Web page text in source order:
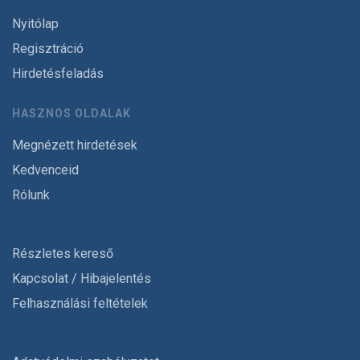
Nyitólap
Regisztráció
Hirdetésfeladás
HASZNOS OLDALAK
Megnézett hirdetések
Kedvenceid
Rólunk
Részletes kereső
Kapcsolat / Hibajelentés
Felhasználási feltételek